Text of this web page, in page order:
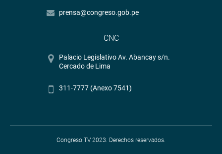
prensa@congreso.gob.pe
CNC
Palacio Legislativo Av. Abancay s/n.
Cercado de Lima
311-7777 (Anexo 7541)
Congreso TV 2023. Derechos reservados.